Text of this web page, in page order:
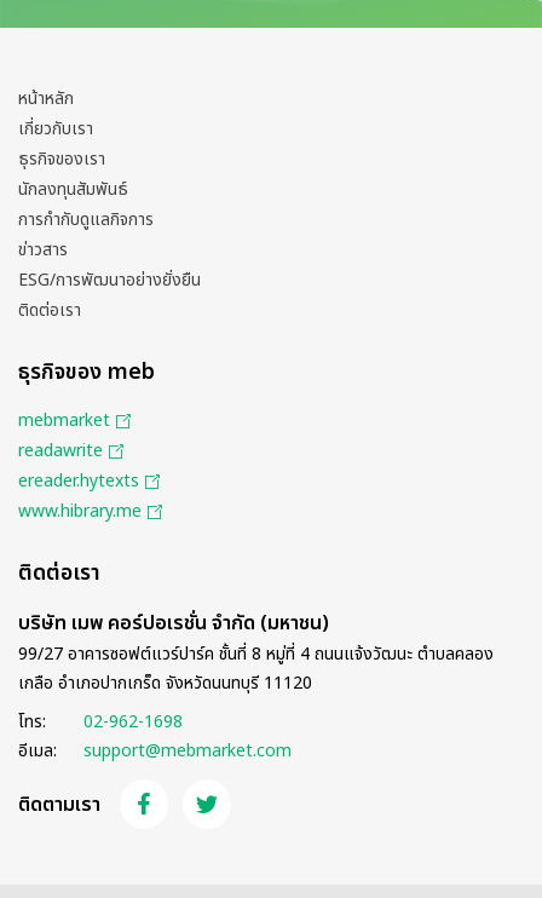
หน้าหลัก
เกี่ยวกับเรา
ธุรกิจของเรา
นักลงทุนสัมพันธ์
การกำกับดูแลกิจการ
ข่าวสาร
ESG/การพัฒนาอย่างยั่งยืน
ติดต่อเรา
ธุรกิจของ meb
mebmarket
readawrite
ereader.hytexts
www.hibrary.me
ติดต่อเรา
บริษัท เมพ คอร์ปอเรชั่น จำกัด (มหาชน)
99/27 อาคารซอฟต์แวร์ปาร์ค ชั้นที่ 8 หมู่ที่ 4 ถนนแจ้งวัฒนะ ตำบลคลอง
เกลือ อำเภอปากเกร็ด จังหวัดนนทบุรี 11120
โทร:
02-962-1698
อีเมล:
support@mebmarket.com
ติดตามเรา